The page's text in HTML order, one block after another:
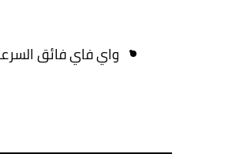
واي فاي فائق